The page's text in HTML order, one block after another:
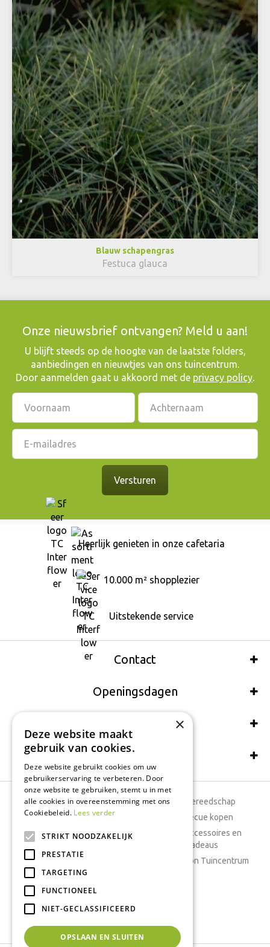
Blauw schapengras
Festuca glauca
Onze nieuwsbrief ontvangen? Meld u aan!
​U blijft steeds op de hoogte van de laatste folders,
aanbiedingen en nieuwtjes van ons tuincentrum.
Door aanmelden gaat u akkoord met de privacy policy.
Heerlijk genieten in onze cafetaria
10.000 m² shopplezier
Uitstekende service
Contact
Openingsdagen
Wij accepteren ook:
Schrijf een recensie
Tuincentrum
Dierenwinkel
Tuinplanten
Tuingereedschap
Barbecue kopen
Woonaccessoires en
cadeaus
Cadeaubon Tuincentrum
Kamerplanten
Moestuin
Boeketten
×
Deze website maakt
gebruik van cookies.
Deze website gebruikt cookies om uw
gebruikerservaring te verbeteren. Door
onze website te gebruiken, stemt u in met
alle cookies in overeenstemming met ons
Cookiebeleid. Lees verder
STRIKT NOODZAKELIJK
PRESTATIE
TARGETING
FUNCTIONEEL
NIET-GECLASSIFICEERD
OPSLAAN EN SLUITEN